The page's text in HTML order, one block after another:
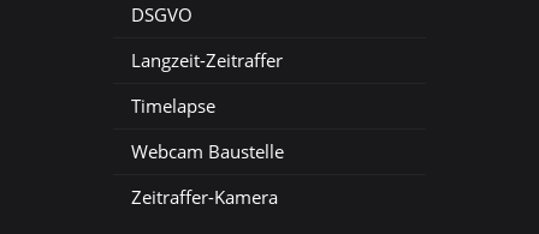
DSGVO
Langzeit-Zeitraffer
Timelapse
Webcam Baustelle
Zeitraffer-Kamera